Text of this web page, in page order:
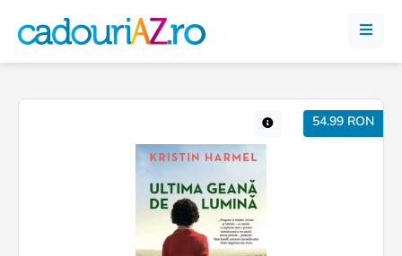
54.99 RON